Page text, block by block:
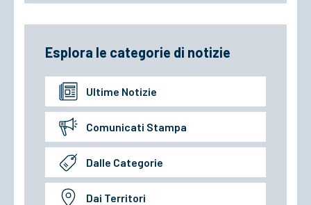
Esplora le categorie di notizie
Ultime Notizie
Comunicati Stampa
Dalle Categorie
Dai Territori